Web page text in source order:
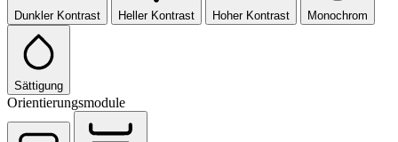
Dunkler Kontrast Heller Kontrast Hoher Kontrast Monochrom
Sättigung
Orientierungsmodule